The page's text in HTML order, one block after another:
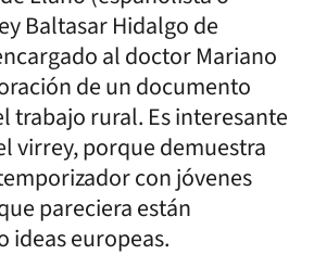
Baltasar Hidalgo de
al doctor Mariano
de un documento
trabajo rural. Es interesante
virrey, porque demuestra
con jóvenes
pareciera están
ideas europeas.